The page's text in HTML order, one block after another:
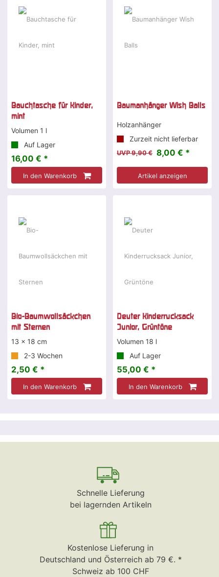
Bauchtasche für Kinder,
mint
Volumen 1 l
Auf Lager
16,00 € *
In den Warenkorb
Baumanhänger Wish Balls
Holzanhänger
Zurzeit nicht lieferbar
UVP 9,90 € 8,00 € *
Artikel anzeigen
Bio-Baumwollsäckchen
mit Sternen
13 x 18 cm
2-3 Wochen
2,50 € *
In den Warenkorb
Deuter Kinderrucksack
Junior, Grüntöne
Volumen 18 l
Auf Lager
55,00 € *
In den Warenkorb
Schnelle Lieferung
bei lagernden Artikeln
Kostenlose Lieferung in
Deutschland und Österreich ab 79 €. *
Schweiz ab 100 CHF